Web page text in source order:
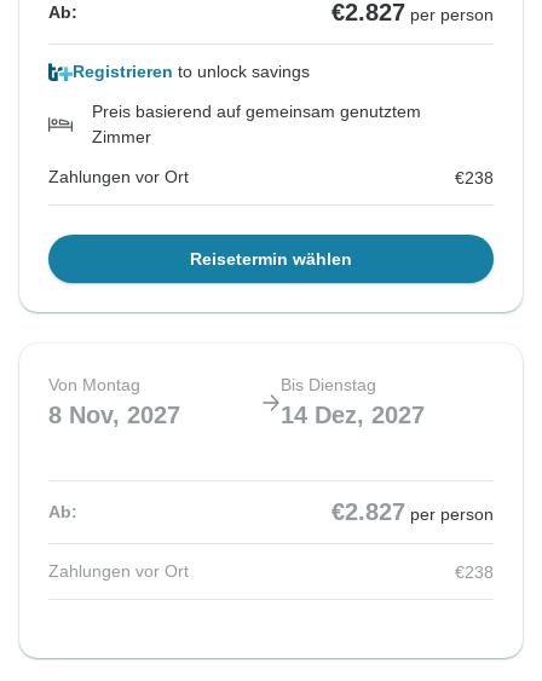
Ab: €2.827 per person
Registrieren to unlock savings
Preis basierend auf gemeinsam genutztem
Zimmer
Zahlungen vor Ort €238
Reisetermin wählen
Von Montag
8 Nov, 2027
Bis Dienstag
14 Dez, 2027
Ab: €2.827 per person
Zahlungen vor Ort €238